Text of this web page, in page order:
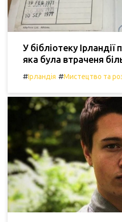
У бібліотеку Ірландії
яка була втраченя
#Ірландія #Мистецтво та